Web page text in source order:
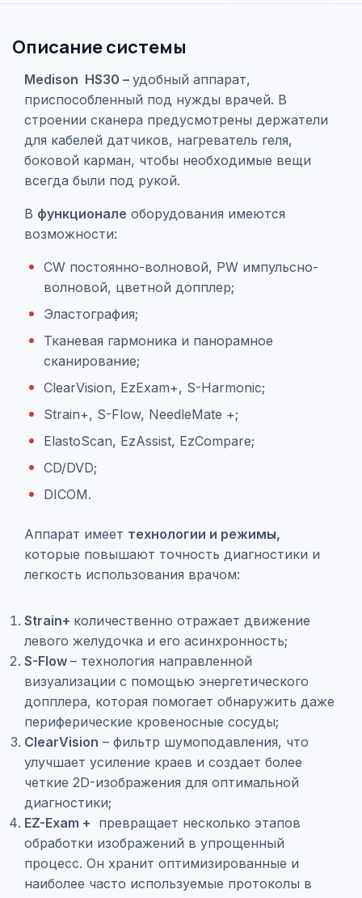
Описание системы
Medison HS30 – удобный аппарат,
приспособленный под нужды врачей. В
строении сканера предусмотрены держатели
для кабелей датчиков, нагреватель геля,
боковой карман, чтобы необходимые вещи
всегда были под рукой.
В функционале оборудования имеются
возможности:
CW постоянно-волновой, PW импульсно-
волновой, цветной допплер;
Эластография;
Тканевая гармоника и панорамное
сканирование;
ClearVision, EzExam+, S-Harmonic;
Strain+, S-Flow, NeedleMate +;
ElastoScan, EzAssist, EzCompare;
CD/DVD;
DICOM.
Аппарат имеет технологии и режимы,
которые повышают точность диагностики и
легкость использования врачом:
Strain+ количественно отражает движение
левого желудочка и его асинхронность;
S-Flow – технология направленной
визуализации с помощью энергетического
допплера, которая помогает обнаружить даже
периферические кровеносные сосуды;
ClearVision – фильтр шумоподавления, что
улучшает усиление краев и создает более
четкие 2D-изображения для оптимальной
диагностики;
EZ-Exam + превращает несколько этапов
обработки изображений в упрощенный
процесс. Он хранит оптимизированные и
наиболее часто используемые протоколы в